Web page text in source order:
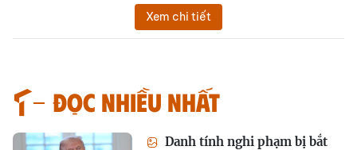
Xem chi tiết
Đọc nhiều nhất
Danh tính nghi phạm bị bắt